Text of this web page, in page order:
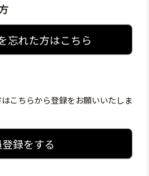
忘れた方はこちら
こちらから登録をお願いいたしま
録をする